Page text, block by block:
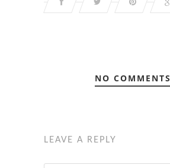
NO COMMENTS
LEAVE A REPLY